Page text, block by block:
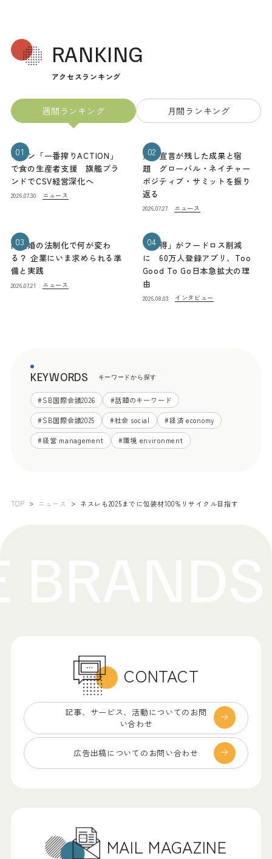
RANKING
アクセスランキング
週間ランキング 月間ランキング
01
キリン「一番搾りACTION」
で食の生産者支援 旗艦ブラ
ンドでCSV経営深化へ
2026.07.30 ニュース
02
熊本宣言が残した成果と宿
題 グローバル・ネイチャー
ポジティブ・サミットを振り
返る
2026.07.27 ニュース
03
同性婚の法制化で何が変わ
る？ 企業にいま求められる準
備と実践
2026.07.21 ニュース
04
「お得」がフードロス削減
に 60万人登録アプリ、Too
Good To Go日本急拡大の理
由
2026.08.03 インタビュー
KEYWORDS キーワードから探す
#SB国際会議2026 #話題のキーワード
#SB国際会議2025 #社会 social #経済 economy
#経営 management #環境 environment
TOP ニュース ネスレも2025までに包装材100%リサイクル目指す
CONTACT
記事、サービス、 活動についてのお問
い合わせ
広告出稿についての お問い合わせ
MAIL MAGAZINE